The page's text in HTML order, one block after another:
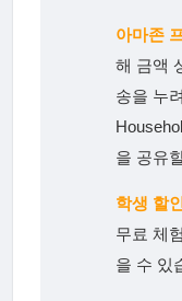
아마존
해 금액
송을 누
을 공유
학생 할
무료 체
을 수 있